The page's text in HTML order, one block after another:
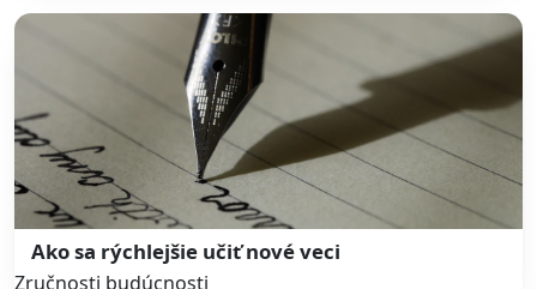
Ako sa rýchlejšie učiť nové veci
Zručnosti budúcnosti